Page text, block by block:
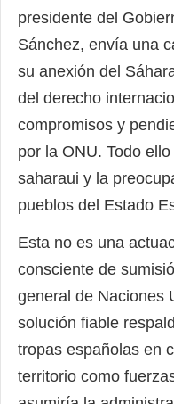
presidente del
Sánchez, envía una
su anexión del
del derecho
compromisos y
por la ONU. Todo
saharaui y la
pueblos del Estado
Esta no es una
consciente de
general de Naciones
solución fiable
tropas españolas en
territorio como